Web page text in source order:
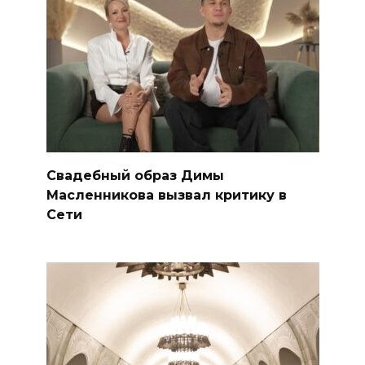
Свадебный образ Димы
Масленникова вызвал критику в
Сети